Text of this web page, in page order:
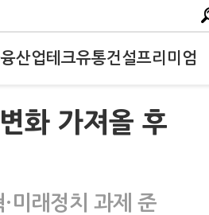
산업테크유통건설프리미엄
화 가져올 후
미래정치 과제 준